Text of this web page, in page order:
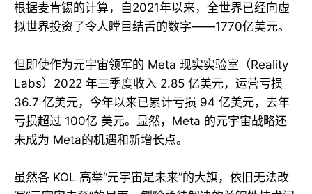
根据麦肯锡的计算，自2021年以来，全世界已经向虚
拟世界投资了令人瞠目结舌的数字——1770亿美元。
但即使作为元宇宙领军的 Meta 现实实验室（Reality
Labs）2022 年三季度收入 2.85 亿美元，运营亏损
36.7 亿美元，今年以来已累计亏损 94 亿美元，去年
亏损超过 100亿 美元。显然，Meta 的元宇宙战略还
未成为 Meta的机遇和新增长点。
虽然各 KOL 高举“元宇宙是未来”的大旗，依旧无法改